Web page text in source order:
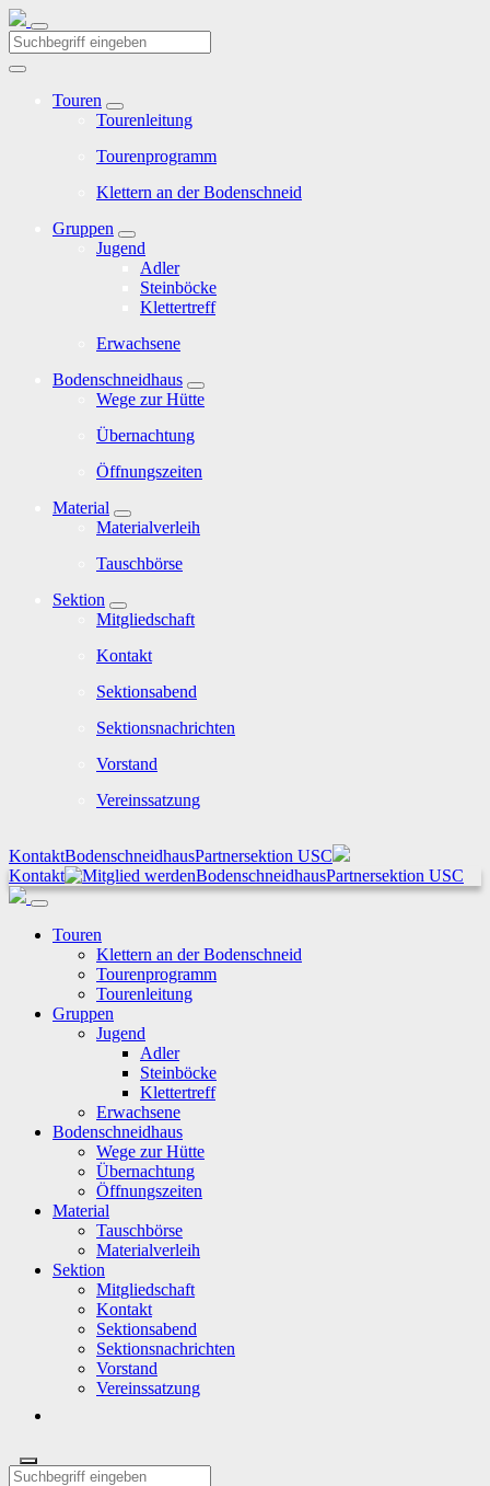
Touren
Tourenleitung
Tourenprogramm
Klettern an der Bodenschneid
Gruppen
Jugend
Adler
Steinböcke
Klettertreff
Erwachsene
Bodenschneidhaus
Wege zur Hütte
Übernachtung
Öffnungszeiten
Material
Materialverleih
Tauschbörse
Sektion
Mitgliedschaft
Kontakt
Sektionsabend
Sektionsnachrichten
Vorstand
Vereinssatzung
KontaktBodenschneidhausPartnersektion USC
Kontakt
BodenschneidhausPartnersektion USC
Touren
Klettern an der Bodenschneid
Tourenprogramm
Tourenleitung
Gruppen
Jugend
Adler
Steinböcke
Klettertreff
Erwachsene
Bodenschneidhaus
Wege zur Hütte
Übernachtung
Öffnungszeiten
Material
Tauschbörse
Materialverleih
Sektion
Mitgliedschaft
Kontakt
Sektionsabend
Sektionsnachrichten
Vorstand
Vereinssatzung